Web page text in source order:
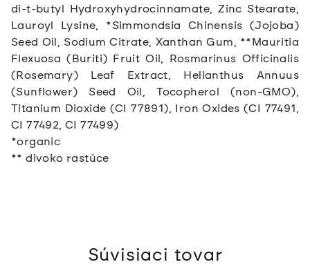
di-t-butyl Hydroxyhydrocinnamate, Zinc Stearate,
Lauroyl Lysine, *Simmondsia Chinensis (Jojoba)
Seed Oil, Sodium Citrate, Xanthan Gum, **Mauritia
Flexuosa (Buriti) Fruit Oil, Rosmarinus Officinalis
(Rosemary) Leaf Extract, Helianthus Annuus
(Sunflower) Seed Oil, Tocopherol (non-GMO),
Titanium Dioxide (CI 77891), Iron Oxides (CI 77491,
CI 77492, CI 77499)
*organic
** divoko rastúce
Súvisiaci tovar